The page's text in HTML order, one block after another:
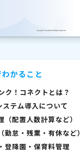
かること
ク！コネクトとは？
ステム導入について
（配置人数計算など）
勤怠・残業・有休など）
登降園・保育料管理